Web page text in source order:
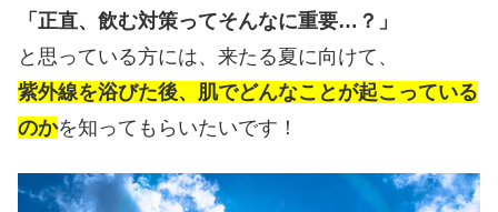
「正直、飲む対策ってそんなに重要…？」
と思っている方には、来たる夏に向けて、
紫外線を浴びた後、肌でどんなことが起こっている
のかを知ってもらいたいです！